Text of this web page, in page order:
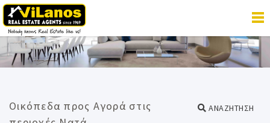
Οικόπεδα προς Αγορά στις
ΑΝΑΖΗΤΗΣΗ